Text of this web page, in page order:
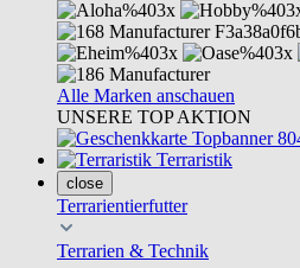
Alle Marken anschauen
UNSERE TOP AKTION
Terraristik
close
Terrarientierfutter
Terrarien & Technik